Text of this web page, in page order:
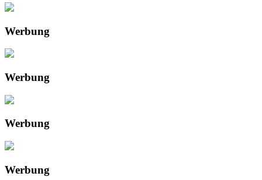
Werbung
Werbung
Werbung
Werbung